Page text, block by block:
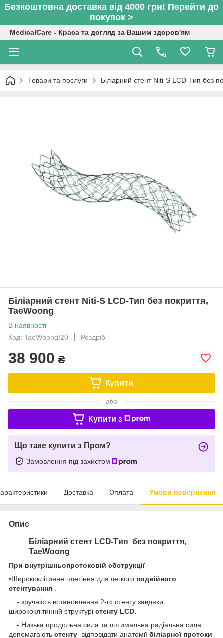
Безкоштовна доставка від 4000 грн! Перейти до
покупок >
MedicalCare - Краса та догляд за Вашим здоров'ям
Товари та послуги Біліарний стент Niti-S LCD-Тип без
Біліарний стент Niti-S LCD-Тип без покриття,
TaeWoong
В наявності
Код: TaeWoong/20
Роздріб
38 900 ₴
Купити
або
Купити з
Що таке купити з Пром?
Замовлення під захистом
Доставка Оплата Умови повернення
Опис
Біліарний стент LCD-Tип без покриття,
TaeWoong
При внутрішньопротоковій обструкції
•Ширококлітинне плетіння для легкого подвійного
стентування
- зручність встановлення 2-го стенту завдяки
ширококлітинній структурі стенту LCD.
- Низька продольна сила та оптимальна радіальна сила
допомагають стенту відповідати анатомії біліарної протоки